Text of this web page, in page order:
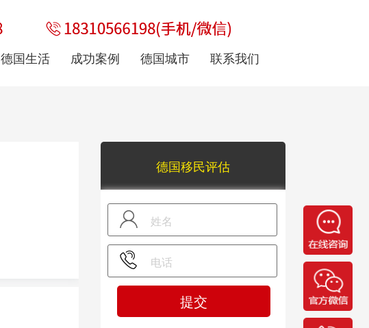
德国生活 成功案例 德国城市 联系我们
德国移民评估
提交